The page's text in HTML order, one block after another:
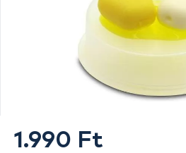
1.990 Ft